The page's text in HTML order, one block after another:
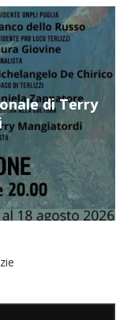
di Terry